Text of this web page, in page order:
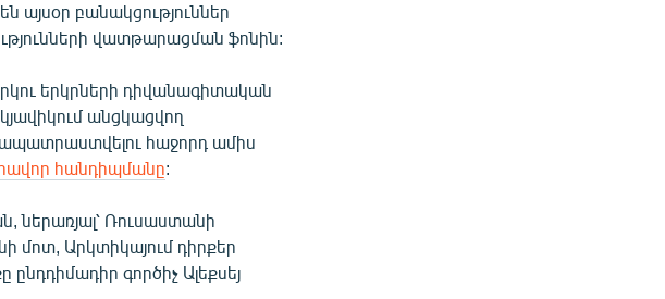
բանակցություններ
վատթարացման ֆոնին:
երկրների դիվանագիտական
անցկացվող
հաջորդ ամիս
հանդիպմանը:
ներառյալ՝ Ռուսաստանի
մոտ, Արկտիկայում դիրքեր
գործիչ Ալեքսեյ